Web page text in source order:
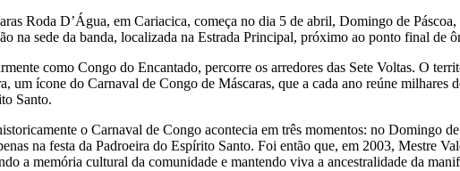
Roda D’Água, em Cariacica, começa no dia 5 de abril, Domingo de
na sede da banda, localizada na Estrada Principal, próximo ao ponto final de
como Congo do Encantado, percorre os arredores das Sete Voltas. O
um ícone do Carnaval de Congo de Máscaras, que a cada ano reúne milhares
Santo.
o Carnaval de Congo acontecia em três momentos: no Domingo
na festa da Padroeira do Espírito Santo. Foi então que, em 2003, Mestre
a memória cultural da comunidade e mantendo viva a ancestralidade da